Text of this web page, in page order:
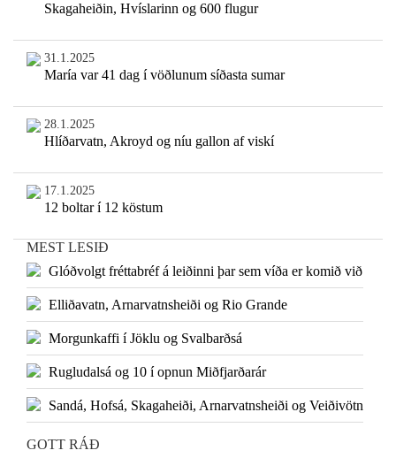
Skagaheiðin, Hvíslarinn og 600 flugur
31.1.2025
María var 41 dag í vöðlunum síðasta sumar
28.1.2025
Hlíðarvatn, Akroyd og níu gallon af viskí
17.1.2025
12 boltar í 12 köstum
MEST LESIÐ
Glóðvolgt fréttabréf á leiðinni þar sem víða er komið við
Elliðavatn, Arnarvatnsheiði og Rio Grande
Morgunkaffi í Jöklu og Svalbarðsá
Rugludalsá og 10 í opnun Miðfjarðarár
Sandá, Hofsá, Skagaheiði, Arnarvatnsheiði og Veiðivötn
GOTT RÁÐ